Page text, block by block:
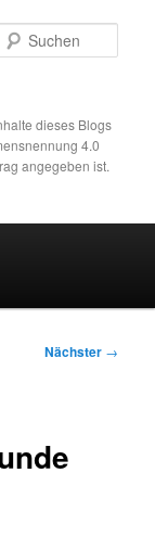
dieses Blogs
4.0
angegeben ist.
Nächster →